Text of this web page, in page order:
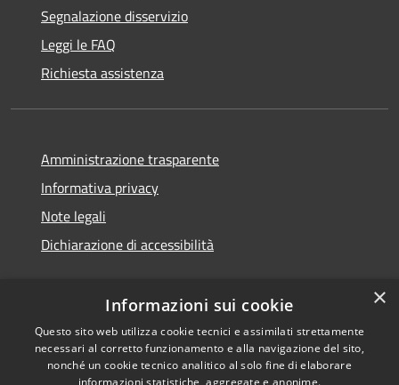
Segnalazione disservizio
Leggi le FAQ
Richiesta assistenza
Amministrazione trasparente
Informativa privacy
Note legali
Dichiarazione di accessibilità
×
Informazioni sui cookie
Questo sito web utilizza cookie tecnici e assimilati strettamente
necessari al corretto funzionamento e alla navigazione del sito,
nonché un cookie tecnico analitico al solo fine di elaborare
informazioni statistiche, aggregate e anonime.